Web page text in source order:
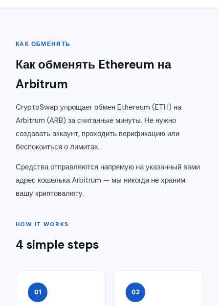
КАК ОБМЕНЯТЬ
Как обменять Ethereum на
Arbitrum
CryptoSwap упрощает обмен Ethereum (ETH) на
Arbitrum (ARB) за считанные минуты. Не нужно
создавать аккаунт, проходить верификацию или
беспокоиться о лимитах.
Средства отправляются напрямую на указанный вами
адрес кошелька Arbitrum — мы никогда не храним
вашу криптовалюту.
HOW IT WORKS
4 simple steps
01 02